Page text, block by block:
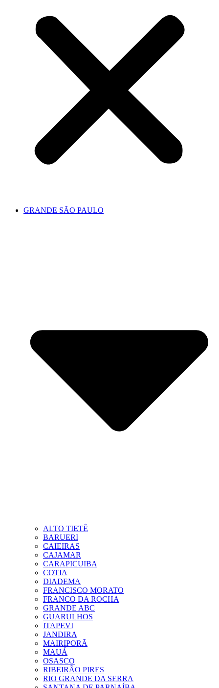
GRANDE SÃO PAULO
ALTO TIETÊ
BARUERI
CAIEIRAS
CAJAMAR
CARAPICUIBA
COTIA
DIADEMA
FRANCISCO MORATO
FRANCO DA ROCHA
GRANDE ABC
GUARULHOS
ITAPEVI
JANDIRA
MAIRIPORÃ
MAUÁ
OSASCO
RIBEIRÃO PIRES
RIO GRANDE DA SERRA